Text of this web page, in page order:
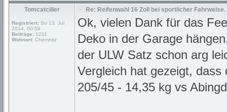
Tomcatciller
Registriert: So 13. Jul
2014, 00:58
Beiträge: 1211
Wohnort: Chemnitz
Re: Reifenwahl 16 Zoll bei sportlicher Fahrweise.
Ok, vielen Dank für das
Deko in der Garage
der ULW Satz schon arg
Vergleich hat gezeigt,
205/45 - 14,35 kg vs